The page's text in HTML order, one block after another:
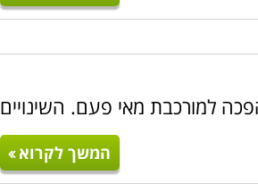
למורכבת מאי פעם. השינויים
המשך לקרוא